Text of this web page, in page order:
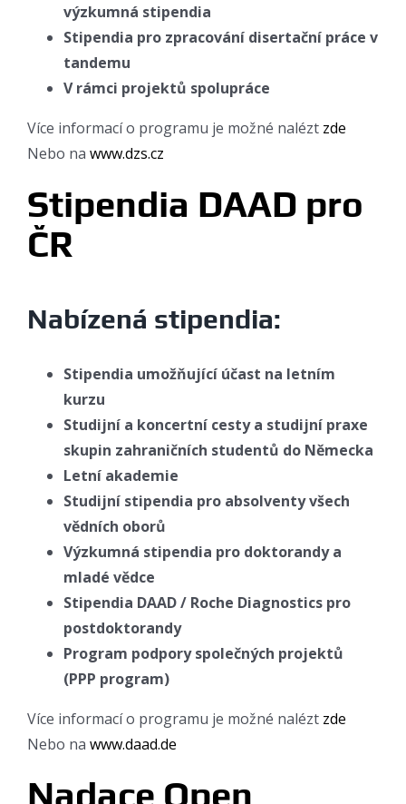
výzkumná stipendia
Stipendia pro zpracování disertační práce v
tandemu
V rámci projektů spolupráce
Více informací o programu je možné nalézt zde
Nebo na www.dzs.cz
Stipendia DAAD pro
ČR
Nabízená stipendia:
Stipendia umožňující účast na letním
kurzu
Studijní a koncertní cesty a studijní praxe
skupin zahraničních studentů do Německa
Letní akademie
Studijní stipendia pro absolventy všech
vědních oborů
Výzkumná stipendia pro doktorandy a
mladé vědce
Stipendia DAAD / Roche Diagnostics pro
postdoktorandy
Program podpory společných projektů
(PPP program)
Více informací o programu je možné nalézt zde
Nebo na www.daad.de
Nadace Open